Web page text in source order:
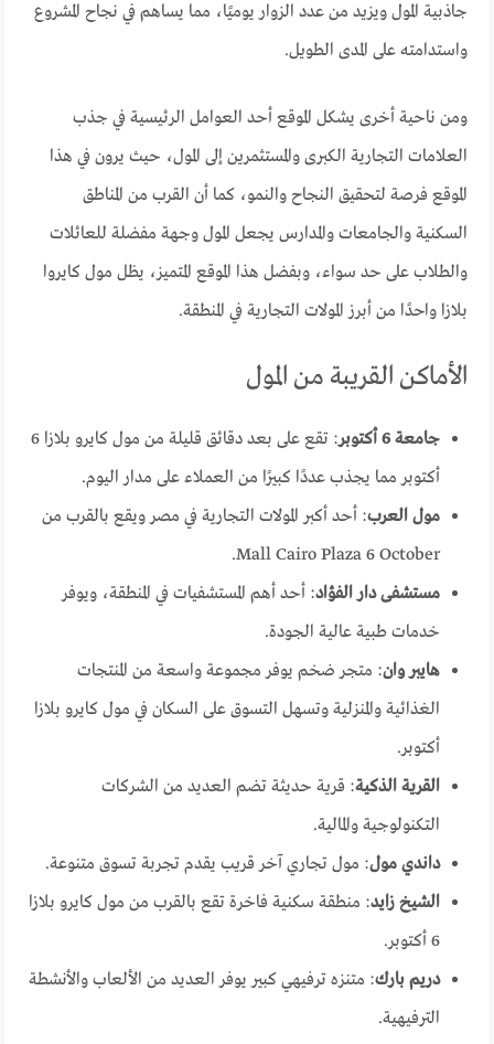
جاذبية المول ويزيد من عدد الزوار يوميًا، مما يساهم في نجاح المشروع
واستدامته على المدى الطويل.
ومن ناحية أخرى يشكل الموقع أحد العوامل الرئيسية في جذب
العلامات التجارية الكبرى والمستثمرين إلى المول، حيث يرون في هذا
الموقع فرصة لتحقيق النجاح والنمو، كما أن القرب من المناطق
السكنية والجامعات والمدارس يجعل المول وجهة مفضلة للعائلات
والطلاب على حد سواء، وبفضل هذا الموقع المتميز، يظل مول كايروا
بلازا واحدًا من أبرز المولات التجارية في المنطقة.
الأماكن القريبة من المول
جامعة 6 أكتوبر
: تقع على بعد دقائق قليلة من مول كايرو بلازا 6
أكتوبر مما يجذب عددًا كبيرًا من العملاء على مدار اليوم.
مول العرب: أحد أكبر المولات التجارية في مصر ويقع بالقرب من
Mall Cairo Plaza 6 October.
مستشفى دار الفؤاد: أحد أهم المستشفيات في المنطقة، ويوفر
خدمات طبية عالية الجودة.
هايبر وان: متجر ضخم يوفر مجموعة واسعة من المنتجات
الغذائية والمنزلية وتسهل التسوق على السكان في مول كايرو بلازا
أكتوبر.
القرية الذكية: قرية حديثة تضم العديد من الشركات
التكنولوجية والمالية.
داندي مول: مول تجاري آخر قريب يقدم تجربة تسوق متنوعة.
الشيخ زايد: منطقة سكنية فاخرة تقع بالقرب من مول كايرو بلازا
6 أكتوبر.
دريم بارك: متنزه ترفيهي كبير يوفر العديد من الألعاب والأنشطة
الترفيهية.